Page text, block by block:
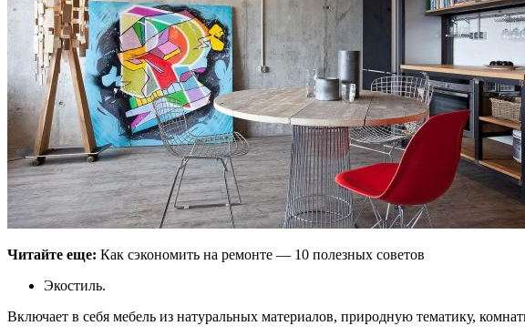
Читайте еще: Как сэкономить на ремонте — 10 полезных советов
Экостиль.
Включает в себя мебель из натуральных материалов, природную тематику,